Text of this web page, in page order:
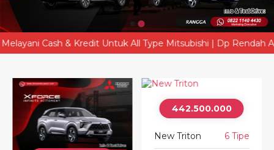
Cash & Kredit Untuk All Type Mitsubishi | Dp Rendah
442.500.000
New Triton 6 Tipe